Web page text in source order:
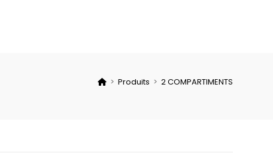
> Produits > 2 COMPARTIMENTS